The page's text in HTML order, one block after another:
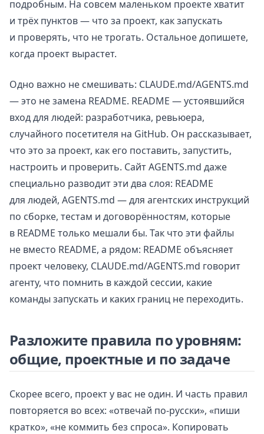
подробным. На совсем маленьком проекте хватит
и трёх пунктов — что за проект, как запускать
и проверять, что не трогать. Остальное допишете,
когда проект вырастет.
Одно важно не смешивать: CLAUDE.md/AGENTS.md
— это не замена README. README — устоявшийся
вход для людей: разработчика, ревьюера,
случайного посетителя на GitHub. Он рассказывает,
что это за проект, как его поставить, запустить,
настроить и проверить. Сайт AGENTS.md даже
специально разводит эти два слоя: README
для людей, AGENTS.md — для агентских инструкций
по сборке, тестам и договорённостям, которые
в README только мешали бы. Так что эти файлы
не вместо README, а рядом: README объясняет
проект человеку, CLAUDE.md/AGENTS.md говорит
агенту, что помнить в каждой сессии, какие
команды запускать и каких границ не переходить.
Разложите правила по уровням:
общие, проектные и по задаче
Скорее всего, проект у вас не один. И часть правил
повторяется во всех: «отвечай по-русски», «пиши
кратко», «не коммить без спроса». Копировать